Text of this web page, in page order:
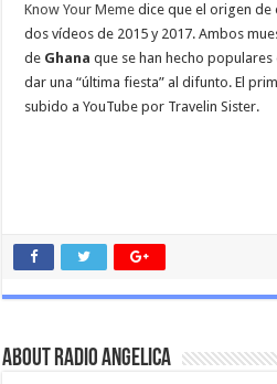
Know Your Memedice que el origen de
dos vídeos de 2015 y 2017. Ambos
de Ghana que se han hecho
dar una “última fiesta” al difunto. El
subido a YouTube por Travelin Sister.
About Radio Angelica